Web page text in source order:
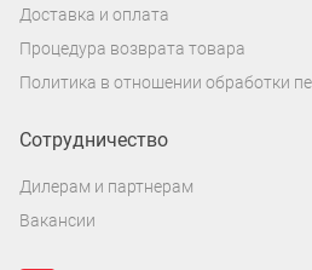
Доставка и оплата
Процедура возврата товара
Политика в отношении обработки
Сотрудничество
Дилерам и партнерам
Вакансии